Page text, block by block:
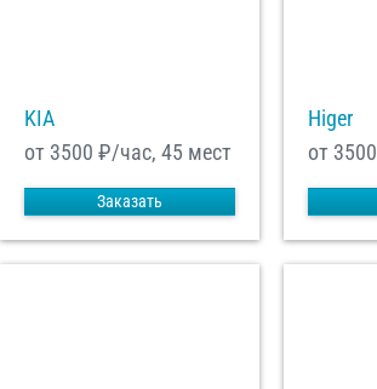
KIA
от 3500 ₽/час, 45 мест
Заказать
Higer
от 3500